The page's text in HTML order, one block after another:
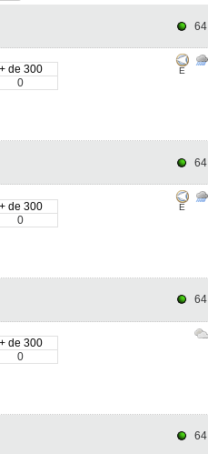
64
de 300
0
E
64
de 300
0
E
64
de 300
0
64